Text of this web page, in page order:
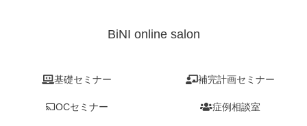
BiNI online salon
基礎セミナー 補完計画セミナー
OCセミナー 症例相談室